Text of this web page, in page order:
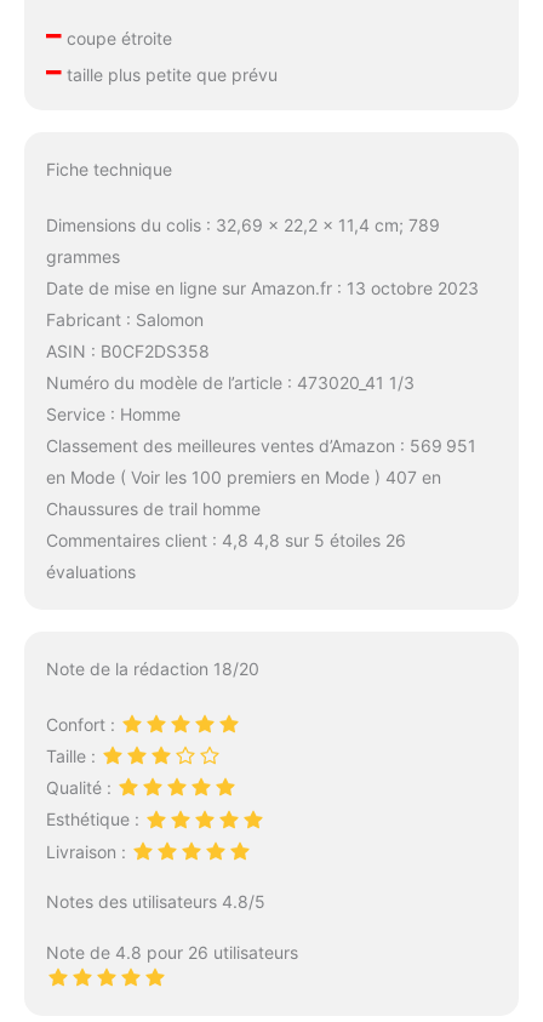
–coupe étroite
–taille plus petite que prévu
Fiche technique
Dimensions du colis : 32,69 x 22,2 x 11,4 cm; 789
grammes
Date de mise en ligne sur Amazon.fr : 13 octobre 2023
Fabricant : Salomon
ASIN : B0CF2DS358
Numéro du modèle de l’article : 473020_41 1/3
Service : Homme
Classement des meilleures ventes d’Amazon : 569 951
en Mode ( Voir les 100 premiers en Mode ) 407 en
Chaussures de trail homme
Commentaires client : 4,8 4,8 sur 5 étoiles 26
évaluations
Note de la rédaction 18/20
Confort :
Taille :
Qualité :
Esthétique :
Livraison :
Notes des utilisateurs 4.8/5
Note de 4.8 pour 26 utilisateurs